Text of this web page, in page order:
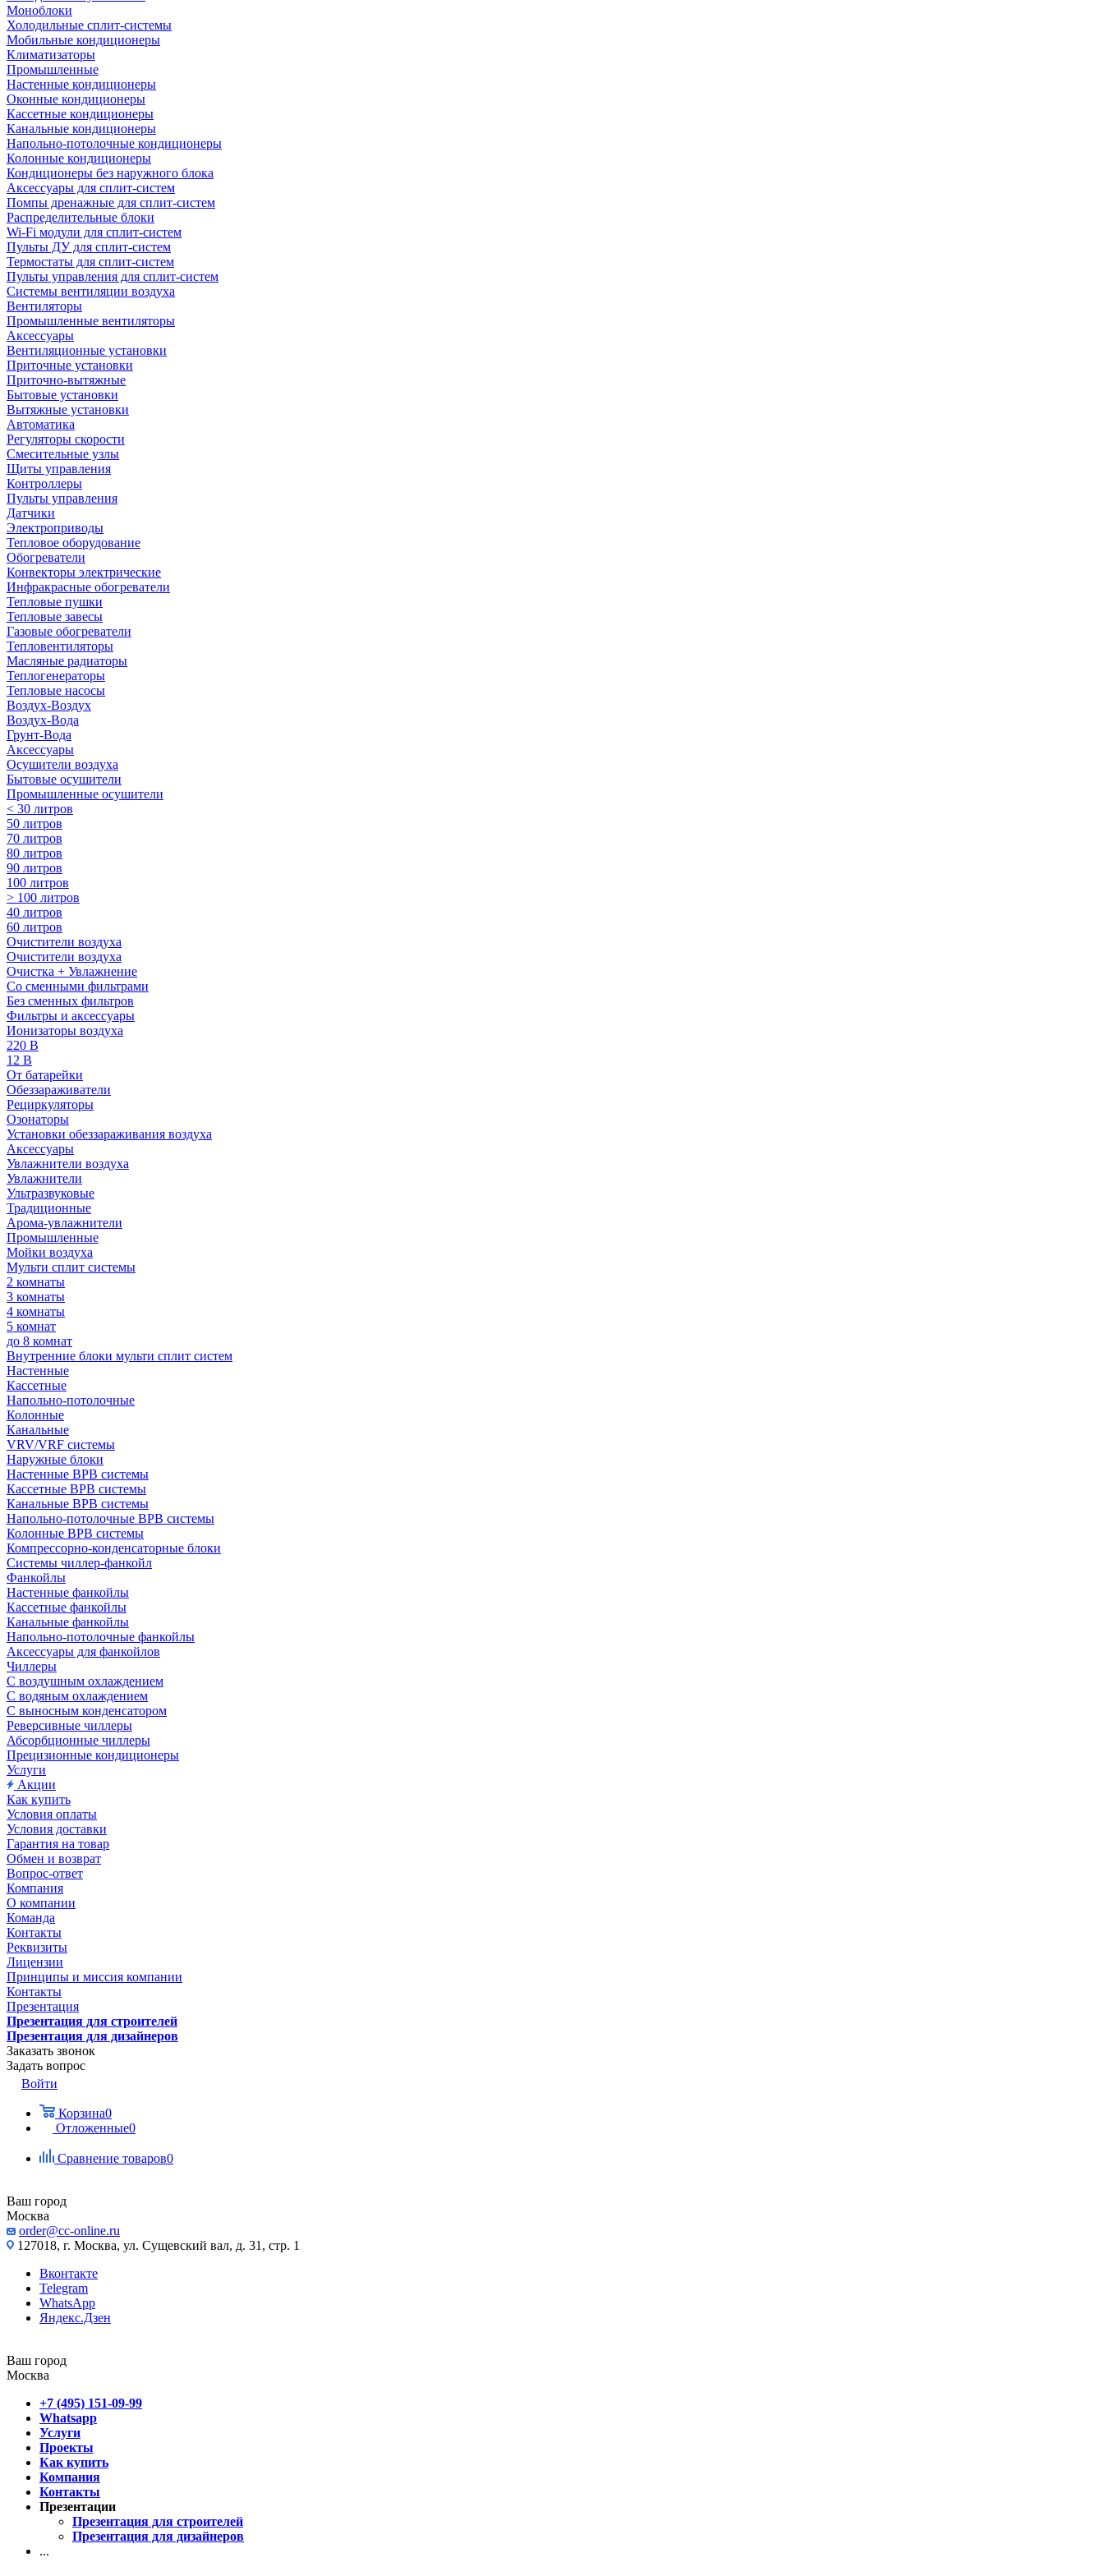
Моноблоки
Холодильные сплит-системы
Мобильные кондиционеры
Климатизаторы
Промышленные
Настенные кондиционеры
Оконные кондиционеры
Кассетные кондиционеры
Канальные кондиционеры
Напольно-потолочные кондиционеры
Колонные кондиционеры
Кондиционеры без наружного блока
Аксессуары для сплит-систем
Помпы дренажные для сплит-систем
Распределительные блоки
Wi-Fi модули для сплит-систем
Пульты ДУ для сплит-систем
Термостаты для сплит-систем
Пульты управления для сплит-систем
Системы вентиляции воздуха
Вентиляторы
Промышленные вентиляторы
Аксессуары
Вентиляционные установки
Приточные установки
Приточно-вытяжные
Бытовые установки
Вытяжные установки
Автоматика
Регуляторы скорости
Смесительные узлы
Щиты управления
Контроллеры
Пульты управления
Датчики
Электроприводы
Тепловое оборудование
Обогреватели
Конвекторы электрические
Инфракрасные обогреватели
Тепловые пушки
Тепловые завесы
Газовые обогреватели
Тепловентиляторы
Масляные радиаторы
Теплогенераторы
Тепловые насосы
Воздух-Воздух
Воздух-Вода
Грунт-Вода
Аксессуары
Осушители воздуха
Бытовые осушители
Промышленные осушители
< 30 литров
50 литров
70 литров
80 литров
90 литров
100 литров
> 100 литров
40 литров
60 литров
Очистители воздуха
Очистители воздуха
Очистка + Увлажнение
Cо сменными фильтрами
Без сменных фильтров
Фильтры и аксессуары
Ионизаторы воздуха
220 В
12 В
От батарейки
Обеззараживатели
Рециркуляторы
Озонаторы
Установки обеззараживания воздуха
Аксессуары
Увлажнители воздуха
Увлажнители
Ультразвуковые
Традиционные
Арома-увлажнители
Промышленные
Мойки воздуха
Мульти сплит системы
2 комнаты
3 комнаты
4 комнаты
5 комнат
до 8 комнат
Внутренние блоки мульти сплит систем
Настенные
Кассетные
Напольно-потолочные
Колонные
Канальные
VRV/VRF системы
Наружные блоки
Настенные ВРВ системы
Кассетные ВРВ системы
Канальные ВРВ системы
Напольно-потолочные ВРВ системы
Колонные ВРВ системы
Компрессорно-конденсаторные блоки
Системы чиллер-фанкойл
Фанкойлы
Настенные фанкойлы
Кассетные фанкойлы
Канальные фанкойлы
Напольно-потолочные фанкойлы
Аксессуары для фанкойлов
Чиллеры
С воздушным охлаждением
С водяным охлаждением
С выносным конденсатором
Реверсивные чиллеры
Абсорбционные чиллеры
Прецизионные кондиционеры
Услуги
Акции
Как купить
Условия оплаты
Условия доставки
Гарантия на товар
Обмен и возврат
Вопрос-ответ
Компания
О компании
Команда
Контакты
Реквизиты
Лицензии
Принципы и миссия компании
Контакты
Презентация
Презентация для строителей
Презентация для дизайнеров
Заказать звонок
Задать вопрос
Войти
Корзина0
Отложенные0
Сравнение товаров0
Ваш город
Москва
order@cc-online.ru
127018, г. Москва, ул. Сущевский вал, д. 31, стр. 1
Вконтакте
Telegram
WhatsApp
Яндекс.Дзен
Ваш город
Москва
+7 (495) 151-09-99
Whatsapp
Услуги
Проекты
Как купить
Компания
Контакты
Презентации
Презентация для строителей
Презентация для дизайнеров
...